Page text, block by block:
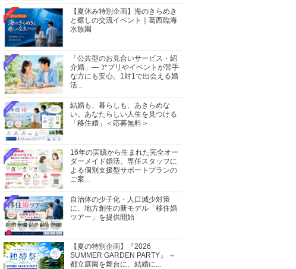
【夏休み特別企画】海のきらめき
と癒しの交流イベント｜葛西臨海
水族園
「公共型のお見合いサービス・紹
介婚」― アプリやイベントが苦手
な方にも安心。1対1で出会える婚
活...
結婚も、暮らしも、あきらめな
い。あなたらしい人生を見つける
「移住婚」＜応募無料＞
16年の実績から生まれた完全オー
ダーメイド婚活。専任スタッフに
よる個別支援型サポートプランの
ご案...
自治体の少子化・人口減少対策
に、地方創生の新モデル「移住婚
ツアー」を提供開始
【夏の特別企画】『2026
SUMMER GARDEN PARTY』 ～
都立庭園を舞台に、結婚に...